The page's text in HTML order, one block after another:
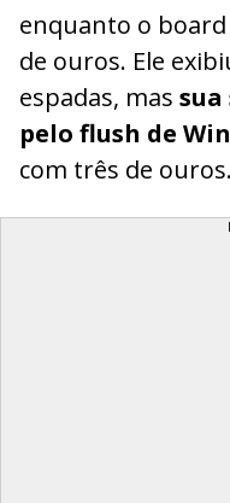
enquanto o
de ouros. Ele
espadas, mas
pelo flush de
com três de ouros.